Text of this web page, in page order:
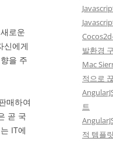
로운
신에게
을 주
매하여
곧 국
IT에
발환경
Mac
적으로
트
적 템플릿